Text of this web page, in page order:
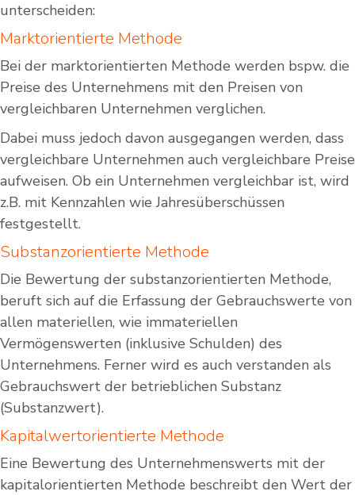
unterscheiden:
Marktorientierte Methode
Bei der marktorientierten Methode werden bspw. die
Preise des Unternehmens mit den Preisen von
vergleichbaren Unternehmen verglichen.
Dabei muss jedoch davon ausgegangen werden, dass
vergleichbare Unternehmen auch vergleichbare Preise
aufweisen. Ob ein Unternehmen vergleichbar ist, wird
z.B. mit Kennzahlen wie Jahresüberschüssen
festgestellt.
Substanzorientierte Methode
Die Bewertung der substanzorientierten Methode,
beruft sich auf die Erfassung der Gebrauchswerte von
allen materiellen, wie immateriellen
Vermögenswerten (inklusive Schulden) des
Unternehmens. Ferner wird es auch verstanden als
Gebrauchswert der betrieblichen Substanz
(Substanzwert).
Kapitalwertorientierte Methode
Eine Bewertung des Unternehmenswerts mit der
kapitalorientierten Methode beschreibt den Wert der